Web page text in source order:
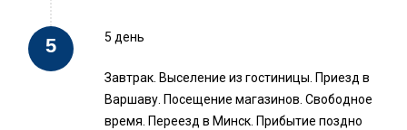
5 день
Завтрак. Выселение из гостиницы. Приезд в
Варшаву. Посещение магазинов. Свободное
время. Переезд в Минск. Прибытие поздно